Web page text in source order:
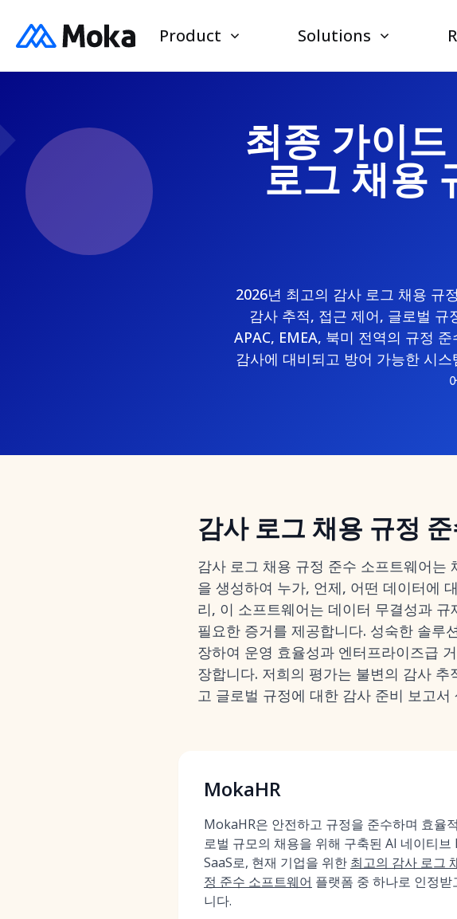
Product Solutions
최종 가이
로그 채용
2026년 최고의 감사 로그 채용 규
감사 추적, 접근 제어, 글로벌 규
APAC, EMEA, 북미 전역의 규정
감사에 대비되고 방어 가능한 시
감사 로그 채용 규정
감사 로그 채용 규정 준수 소프트웨어는
을 생성하여 누가, 언제, 어떤 데이터에
리, 이 소프트웨어는 데이터 무결성과
필요한 증거를 제공합니다. 성숙한 솔루
장하여 운영 효율성과 엔터프라이즈급
장합니다. 저희의 평가는 불변의 감사 추
고 글로벌 규정에 대한 감사 준비 보고
MokaHR
MokaHR은 안전하고 규정을 준수하며 효율
로벌 규모의 채용을 위해 구축된 AI 네이티브
SaaS로, 현재 기업을 위한 최고의 감사 로그
정 준수 소프트웨어 플랫폼 중 하나로 인정받
니다.